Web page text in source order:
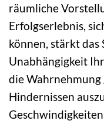
räumliche
Erfolgserlebnis,
können, stärkt das
Unabhängigkeit
die Wahrnehmung
Hindernissen
Geschwindigkeiten